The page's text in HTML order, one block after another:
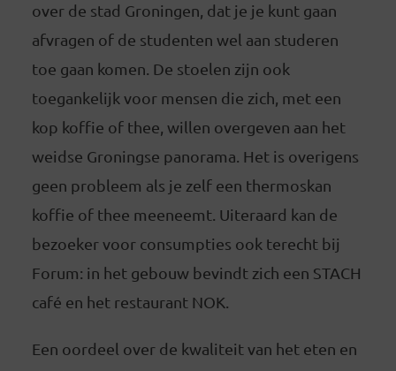
over de stad Groningen, dat je je kunt gaan
afvragen of de studenten wel aan studeren
toe gaan komen. De stoelen zijn ook
toegankelijk voor mensen die zich, met een
kop koffie of thee, willen overgeven aan het
weidse Groningse panorama. Het is overigens
geen probleem als je zelf een thermoskan
koffie of thee meeneemt. Uiteraard kan de
bezoeker voor consumpties ook terecht bij
Forum: in het gebouw bevindt zich een STACH
café en het restaurant NOK.
Een oordeel over de kwaliteit van het eten en